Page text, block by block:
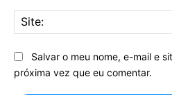
Salvar o meu nome, e-mail e
próxima vez que eu comentar.